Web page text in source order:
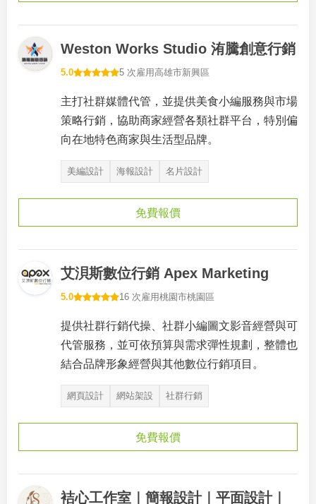
Weston Works Studio 洧騰創意行銷
5.0 5 次雇用高雄市新興區
主打社群媒體代管，並提供美食小編服務與市場
策略行銷，協助商家經營各類社群平台，特別偏
向在地特色商家與生活型品牌。
美編設計 海報設計 名片設計
免費報價
艾浿斯數位行銷 Apex Marketing
5.0 16 次雇用桃園市桃園區
提供社群行銷代操、社群小編圖文影音經營與可
代管服務，並可依預算與需求彈性規劃，整體也
結合品牌形象經營與其他數位行銷項目。
網頁設計 網站架設 社群行銷
免費報價
袺心工作室｜簡報設計｜平面設計｜